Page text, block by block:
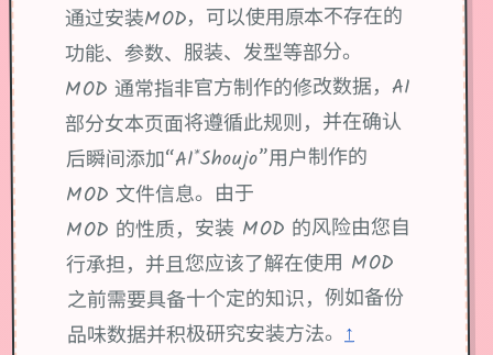
通过安装MOD，可以使用原本不存在的
功能、参数、服装、发型等部分。
MOD 通常指非官方制作的修改数据，AI
部分女本页面将遵循此规则，并在确认
后瞬间添加“AI*Shoujo”用户制作的
MOD 文件信息。由于
MOD 的性质，安装 MOD 的风险由您自
行承担，并且您应该了解在使用 MOD
之前需要具备十个定的知识，例如备份
品味数据并积极研究安装方法。↑